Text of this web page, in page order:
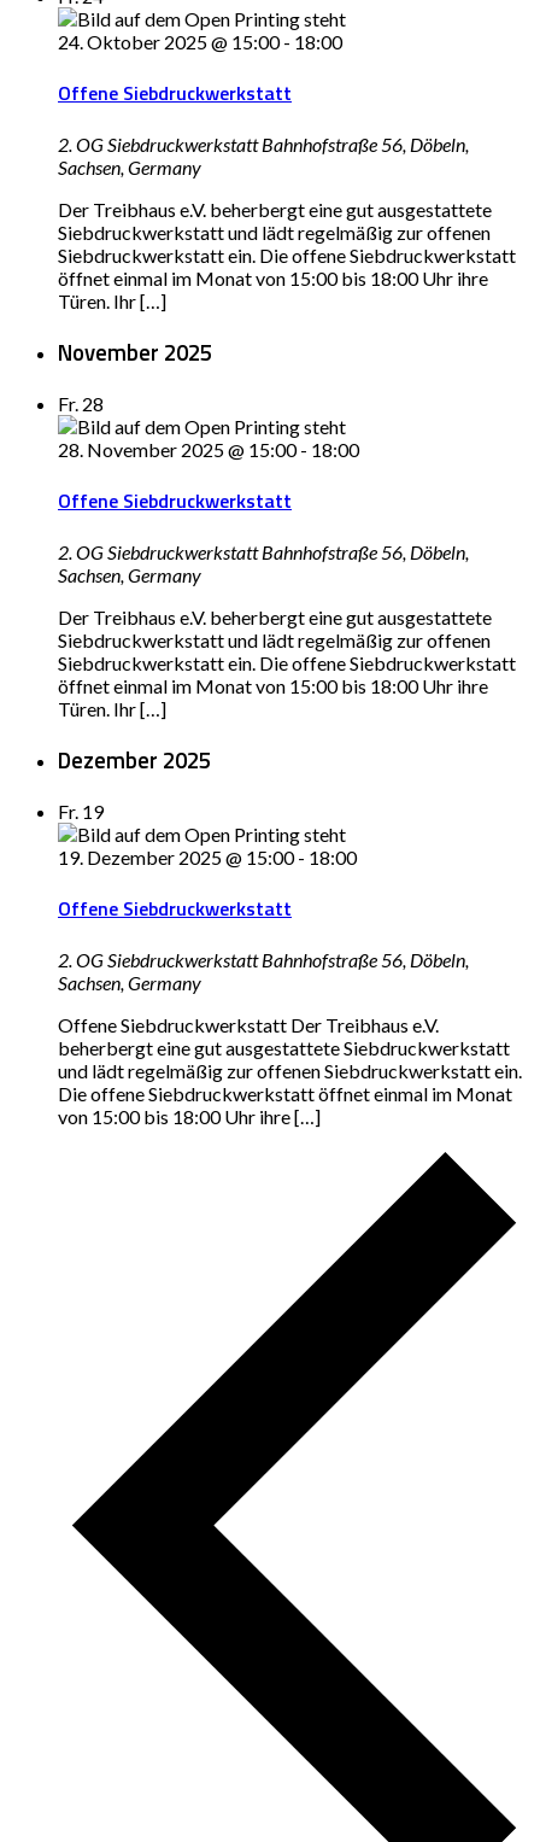
24. Oktober 2025 @ 15:00- 18:00
Offene Siebdruckwerkstatt
2. OG SiebdruckwerkstattBahnhofstraße 56, Döbeln,
Sachsen, Germany
Der Treibhaus e.V. beherbergt eine gut ausgestattete
Siebdruckwerkstatt und lädt regelmäßig zur offenen
Siebdruckwerkstatt ein. Die offene Siebdruckwerkstatt
öffnet einmal im Monat von 15:00 bis 18:00 Uhr ihre
Türen. Ihr […]
November 2025
Fr. 28
28. November 2025 @ 15:00- 18:00
Offene Siebdruckwerkstatt
2. OG SiebdruckwerkstattBahnhofstraße 56, Döbeln,
Sachsen, Germany
Der Treibhaus e.V. beherbergt eine gut ausgestattete
Siebdruckwerkstatt und lädt regelmäßig zur offenen
Siebdruckwerkstatt ein. Die offene Siebdruckwerkstatt
öffnet einmal im Monat von 15:00 bis 18:00 Uhr ihre
Türen. Ihr […]
Dezember 2025
Fr. 19
19. Dezember 2025 @ 15:00- 18:00
Offene Siebdruckwerkstatt
2. OG SiebdruckwerkstattBahnhofstraße 56, Döbeln,
Sachsen, Germany
Offene Siebdruckwerkstatt Der Treibhaus e.V.
beherbergt eine gut ausgestattete Siebdruckwerkstatt
und lädt regelmäßig zur offenen Siebdruckwerkstatt ein.
Die offene Siebdruckwerkstatt öffnet einmal im Monat
von 15:00 bis 18:00 Uhr ihre […]